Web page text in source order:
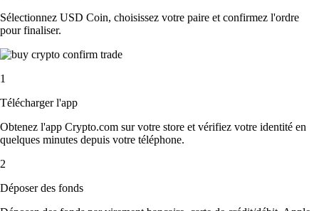
Sélectionnez USD Coin, choisissez votre paire et confirmez l'ordre
pour finaliser.
1
Télécharger l'app
Obtenez l'app Crypto.com sur votre store et vérifiez votre identité en
quelques minutes depuis votre téléphone.
2
Déposer des fonds